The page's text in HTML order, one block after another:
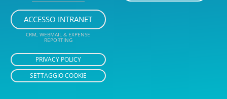
ACCESSO INTRANET
CRM, WEBMAIL & EXPENSE
REPORTING
PRIVACY POLICY
SETTAGGIO COOKIE